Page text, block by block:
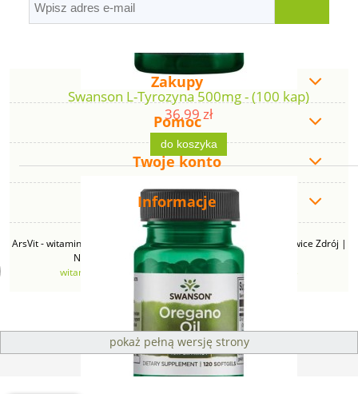
Swanson L-Tyrozyna 500mg - (100 kap)
36,99 zł
do koszyka
Zakupy
Pomoc
Twoje konto
Informacje
ArsVit - witaminyswanson.pl | ul. Zimowa 49B, 43-230 Goczałkowice Zdrój |
NIP: 6381219140 | REGON: 276280385 | Email:
witaminyswanson@gmail.com| Telefon:665 626 833
pokaż pełną wersję strony
Sklep internetowy Shoper Premium